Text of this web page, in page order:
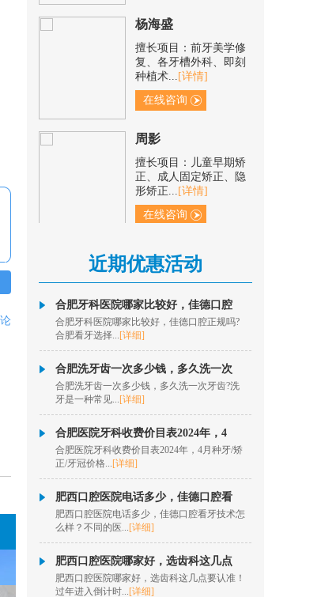
擅长项目：前牙美学修
复、各牙槽外科、即刻
种植术...[详情]
在线咨询
擅长项目：儿童早期矫
正、成人固定矫正、隐
形矫正... [详情]
在线咨询
擅长项目：口腔内根管
治疗、牙髓牙体治疗、
在线咨询
秦历
擅长项目：半口、全口
数字化种植、即拔即
种、疑难...
在线咨询
欧阳昌
擅长项目：数字化隐形
正畸、牙齿美学正畸、
固定矫...[详情]
在线咨询
洪菲
近期优惠活动
合肥牙科医院哪家比较好，佳德口腔
合肥牙科医院哪家比较好，佳德口腔正规吗?
合肥看牙选择...[详细]
合肥洗牙齿一次多少钱，多久洗一次
合肥洗牙齿一次多少钱，多久洗一次牙齿?洗
牙是一种常见...[详细]
合肥医院牙科收费价目表2024年，4
合肥医院牙科收费价目表2024年，4月种牙/矫
正/牙冠价格...[详细]
肥西口腔医院电话多少，佳德口腔看
肥西口腔医院电话多少，佳德口腔看牙技术怎
么样？不同的医...[详细]
肥西口腔医院哪家好，选齿科这几点
肥西口腔医院哪家好，选齿科这几点要认准！
过年进入倒计时...[详细]